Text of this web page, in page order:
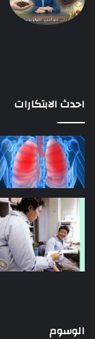
احدث الابتكارات
الوسوم